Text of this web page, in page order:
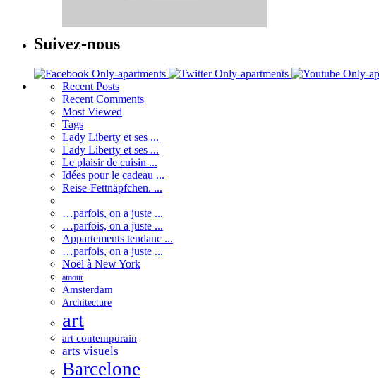
Suivez-nous
Recent Posts
Recent Comments
Most Viewed
Tags
Lady Liberty et ses ...
Lady Liberty et ses ...
Le plaisir de cuisin ...
Idées pour le cadeau ...
Reise-Fettnäpfchen. ...
…parfois, on a juste ...
…parfois, on a juste ...
Appartements tendanc ...
…parfois, on a juste ...
Noël à New York
amour
Amsterdam
Architecture
art
art contemporain
arts visuels
Barcelone